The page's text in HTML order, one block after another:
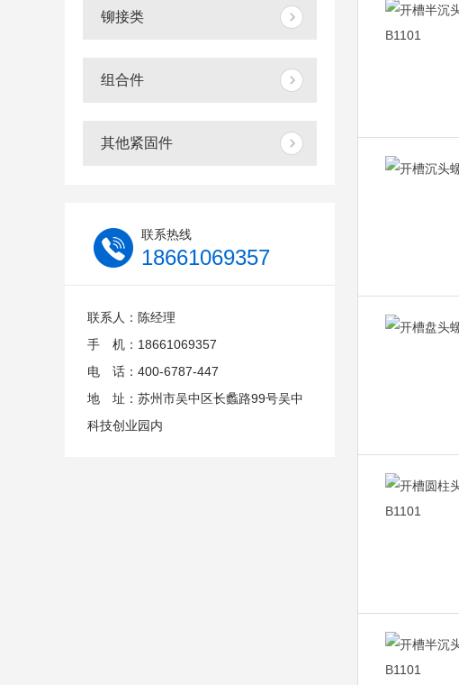
铆接类
组合件
其他紧固件
联系热线
18661069357
联系人：陈经理
手 机：18661069357
电 话：400-6787-447
地 址：苏州市吴中区长蠡路99号吴中
科技创业园内